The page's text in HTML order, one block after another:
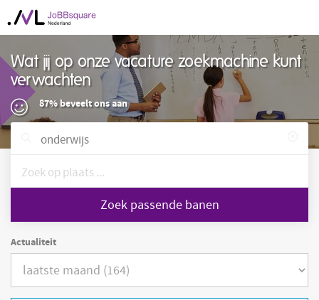
Wat jij op onze vacature zoekmachine kunt
verwachten
87% beveelt ons aan
Zoek passende banen
Actualiteit